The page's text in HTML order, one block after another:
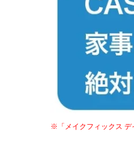
※「メイクフィックス デ